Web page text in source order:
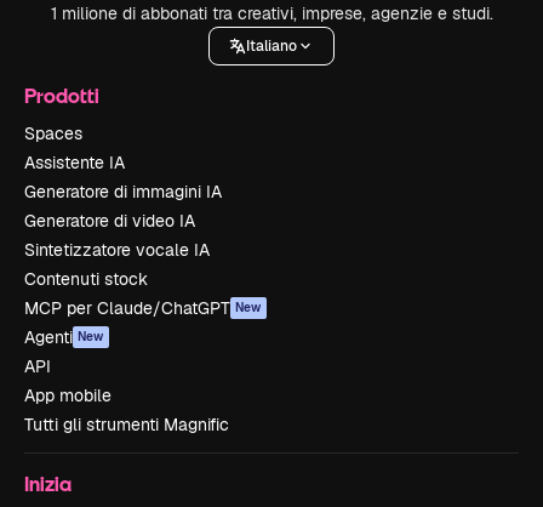
1 milione di abbonati tra creativi, imprese, agenzie e studi.
Italiano
Prodotti
Spaces
Assistente IA
Generatore di immagini IA
Generatore di video IA
Sintetizzatore vocale IA
Contenuti stock
MCP per Claude/ChatGPT New
Agenti New
API
App mobile
Tutti gli strumenti Magnific
Inizia